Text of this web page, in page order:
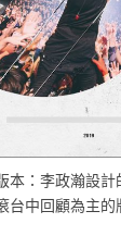
本：李政瀚設計
台中回顧為主的